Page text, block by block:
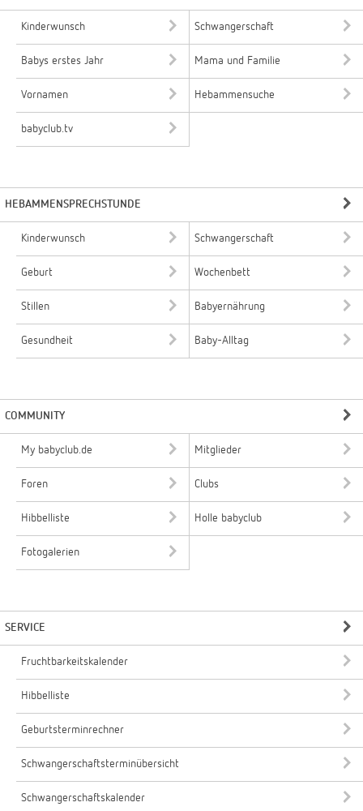
Kinderwunsch Schwangerschaft
Babys erstes Jahr Mama und Familie
Vornamen Hebammensuche
babyclub.tv
HEBAMMENSPRECHSTUNDE
Kinderwunsch Schwangerschaft
Geburt Wochenbett
Stillen Babyernährung
Gesundheit Baby-Alltag
COMMUNITY
My babyclub.de Mitglieder
Foren Clubs
Hibbelliste Holle babyclub
Fotogalerien
SERVICE
Fruchtbarkeitskalender
Hibbelliste
Geburtsterminrechner
Schwangerschaftsterminübersicht
Schwangerschaftskalender